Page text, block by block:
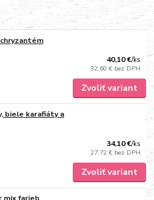
40,10 €/ks
32,60 € bez DPH
Zvoliť variant
biele karafiáty a
34,10 €/ks
27,72 € bez DPH
Zvoliť variant